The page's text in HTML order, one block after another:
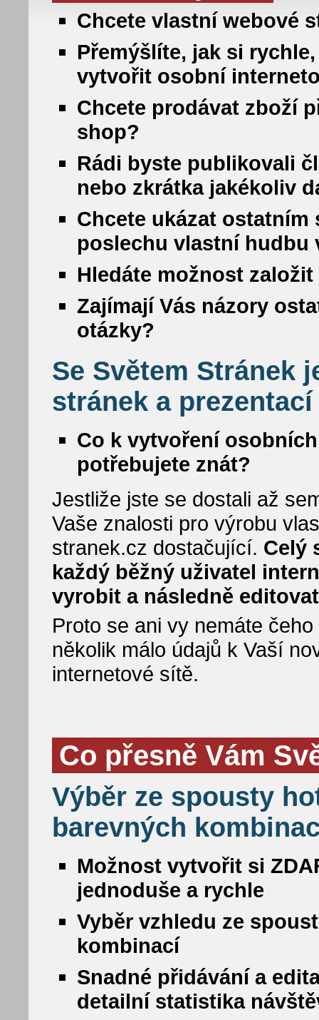
Chcete vlastní webové
Přemýšlíte, jak si
vytvořit osobní
Chcete prodávat zboží
shop?
Rádi byste publikovali
nebo zkrátka jakékoliv
Chcete ukázat
poslechu vlastní hudbu
Hledáte možnost
Zajímají Vás názory
otázky?
Se Světem Stránek
stránek a
Co k vytvoření
potřebujete znát?
Jestliže jste se dostali až
Vaše znalosti pro výrobu
stranek.cz dostačující. Celý
každý běžný uživatel
vyrobit a následně
Proto se ani vy nemáte
několik málo údajů k Vaší
internetové sítě.
Co přesně Vám
Výběr ze spousty
barevných
Možnost vytvořit si
jednoduše a rychle
Vyběr vzhledu ze
kombinací
Snadné přidávání a
detailní statistika